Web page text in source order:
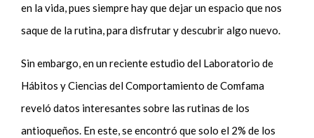
en la vida, pues siempre hay que dejar un espacio que nos
saque de la rutina, para disfrutar y descubrir algo nuevo.
Sin embargo, en un reciente estudio del Laboratorio de
Hábitos y Ciencias del Comportamiento de Comfama
reveló datos interesantes sobre las rutinas de los
antioqueños. En este, se encontró que solo el 2% de los